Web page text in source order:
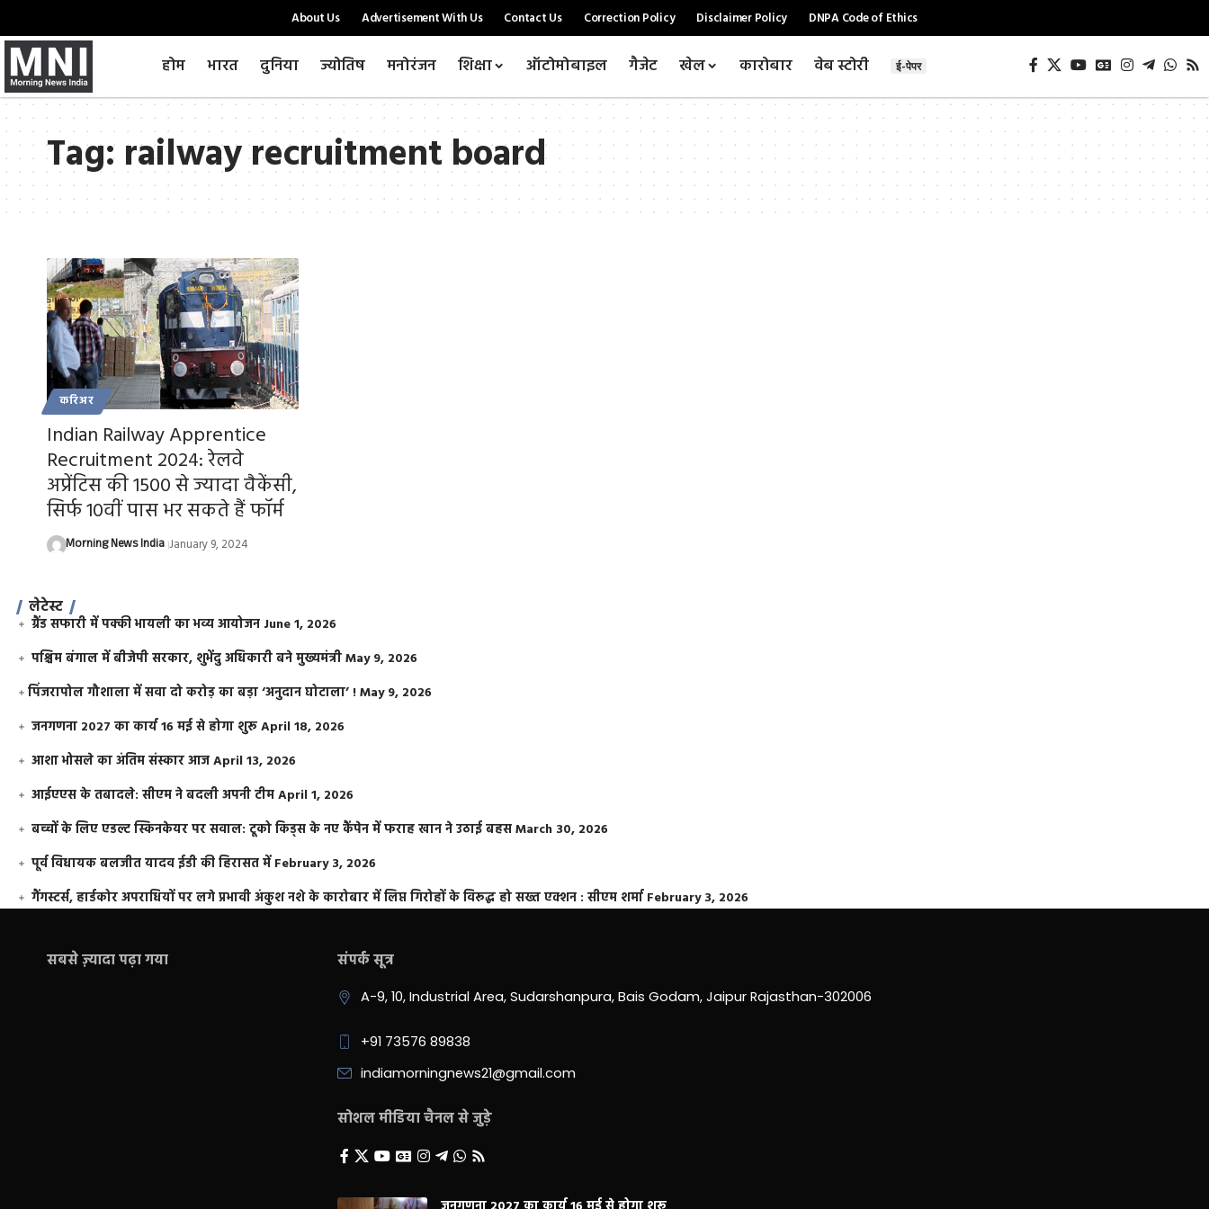
About Us Advertisement With Us Contact Us Correction Policy Disclaimer Policy DNPA Code of Ethics
होम भारत दुनिया ज्योतिष मनोरंजन शिक्षा ऑटोमोबाइल गैजेट खेल कारोबार वेब स्टोरी ई-पेपर
Tag:railway recruitment board
करिअर
Indian Railway Apprentice
Recruitment 2024: रेलवे
अप्रेंटिस की 1500 से ज्यादा वैकेंसी,
सिर्फ 10वीं पास भर सकते हैं फॉर्म
Morning News India January 9, 2024
लेटेस्ट
ग्रैंड सफारी में पक्की भायली का भव्य आयोजन June 1, 2026
पश्चिम बंगाल में बीजेपी सरकार, शुभेंदु अधिकारी बने मुख्यमंत्रीMay 9, 2026
​पिंजरापोल गौशाला में सवा दो करोड़ का बड़ा ‘अनुदान घोटाला’ !May 9, 2026
जनगणना 2027 का कार्य 16 मई से होगा शुरूApril 18, 2026
आशा भोसले का अंतिम संस्कार आजApril 13, 2026
आईएएस के तबादले: सीएम ने बदली अपनी टीमApril 1, 2026
बच्चों के लिए एडल्ट स्किनकेयर पर सवाल: टूको किड्स के नए कैंपेन में फराह खान ने उठाई बहसMarch 30, 2026
पूर्व विधायक बलजीत यादव ईडी की हिरासत में February 3, 2026
गैंगस्टर्स, हार्डकोर अपराधियों पर लगे प्रभावी अंकुश नशे के कारोबार में लिप्त गिरोहों के विरूद्ध हो सख्त एक्शन : सीएम शर्मा February 3, 2026
सबसे ज़्यादा पढ़ा गया संपर्क सूत्र
A-9, 10, Industrial Area, Sudarshanpura, Bais Godam, Jaipur Rajasthan-302006
+91 73576 89838
indiamorningnews21@gmail.com
सोशल मीडिया चैनल से जुड़े